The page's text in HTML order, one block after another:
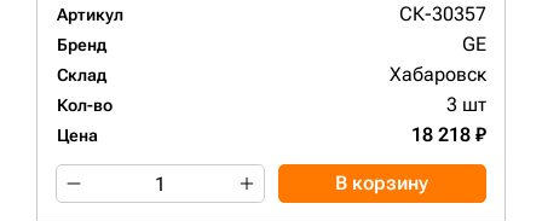
Артикул СК-30357
Бренд GE
Склад Хабаровск
Кол-во 3 шт
Цена 18 218 ₽
В корзину